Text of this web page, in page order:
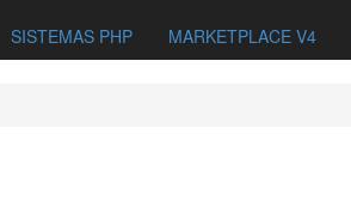
SISTEMAS PHP MARKETPLACE V4